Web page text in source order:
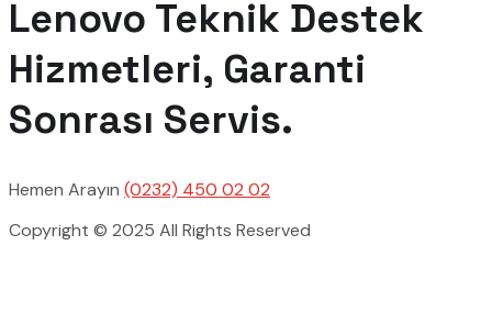
Lenovo Teknik Destek
Hizmetleri, Garanti
Sonrası Servis.
Hemen Arayın (0232) 450 02 02
Copyright © 2025 All Rights Reserved